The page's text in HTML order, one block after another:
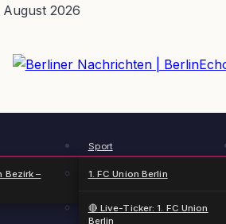
August 2026
Bezirk –
Sport
1. FC Union Berlin
🔴 Live-Ticker: 1. FC Union
Berlin